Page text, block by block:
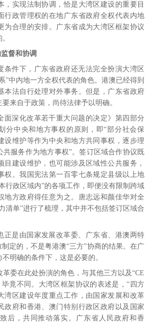
，实现法制协调，恰是大湾区建设的重要目
行政管理权的在地广东省政府全权代表内地
为合理的安排。广东省成为大湾区框架协议
督和协调
条件下，广东省政府还无法完全扮演大湾区
”中内地一方全权代表的角色。 港澳已经得到
本法自行处理对外事务。但是，广东省政府
来自于政策，尚待法律予以明确。
面深化改革若干重大问题的决定》第四部分
分中央和地方事权的原则，即“部分社会保
设维护等作为中央和地方共同事权，逐步理
共服务作为地方事权”。签订区域合作协议既
目建设维护，也可能涉及区域性公共服务，
权。我国宪法第一百零七条规定县级以上地
行政区域内”的各项工作，即便没有限制跨域
地方政府得任意为之。唐志远和颜佳华对全
清单”进行了梳理，其中并不包括签订区域合
正是由国家发展改革委、广东省、港澳两特
制定的，不是粤港澳“三方”协商的结果。在广
明确的条件下，这是必要的。
革委在此处扮演的角色，与其他三方以及“CE
竟不同。大湾区框架协议的表述是，“四方
湾区建设年度重点工作，由国家发展和改革
政府和香港、澳门特别行政区政府以及国家
后，共同推动落实。广东省人民政府和香